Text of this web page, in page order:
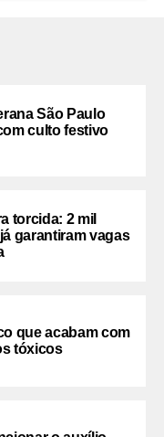
São Paulo
culto festivo
torcida: 2 mil
garantiram vagas
que acabam com
tóxicos